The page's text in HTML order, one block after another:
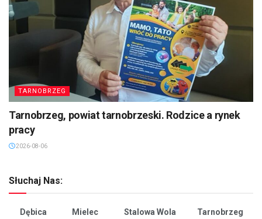
TARNOBRZEG
Tarnobrzeg, powiat tarnobrzeski. Rodzice a rynek
pracy
2026-08-06
Słuchaj Nas:
Dębica Mielec Stalowa Wola
Tarnobrzeg